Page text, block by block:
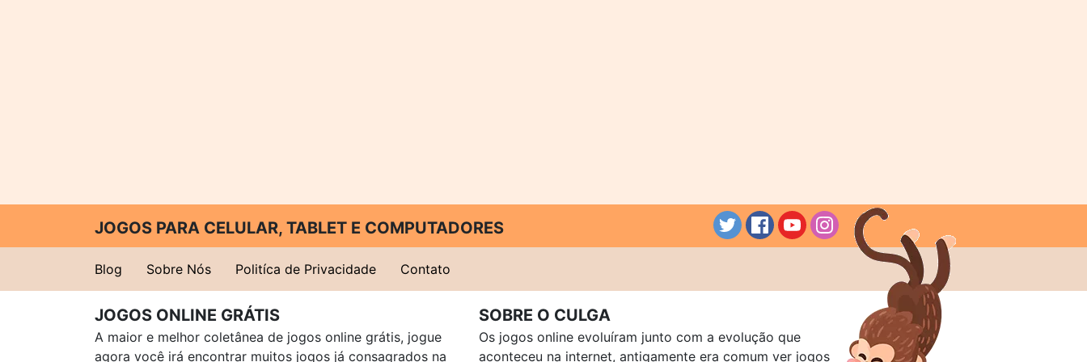
JOGOS PARA CELULAR, TABLET E COMPUTADORES
Blog Sobre Nós Politíca de Privacidade Contato
JOGOS ONLINE GRÁTIS
A maior e melhor coletânea de jogos online grátis, jogue
agora você irá encontrar muitos jogos já consagrados na
SOBRE O CULGA
Os jogos online evoluíram junto com a evolução que
aconteceu na internet, antigamente era comum ver jogos